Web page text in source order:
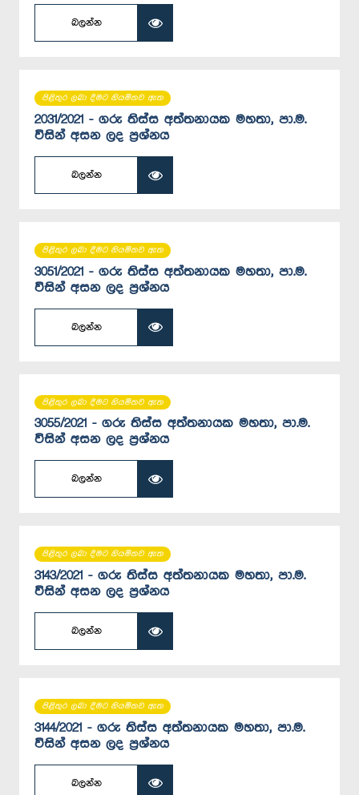
බලන්න
පිළිතුර ලබා දීමට නියමිතව ඇත
2031/2021 - ගරු තිස්ස අත්තනායක මහතා, පා.ම.
විසින් අසන ලද ප්‍රශ්නය
බලන්න
පිළිතුර ලබා දීමට නියමිතව ඇත
3051/2021 - ගරු තිස්ස අත්තනායක මහතා, පා.ම.
විසින් අසන ලද ප්‍රශ්නය
බලන්න
පිළිතුර ලබා දීමට නියමිතව ඇත
3055/2021 - ගරු තිස්ස අත්තනායක මහතා, පා.ම.
විසින් අසන ලද ප්‍රශ්නය
බලන්න
පිළිතුර ලබා දීමට නියමිතව ඇත
3143/2021 - ගරු තිස්ස අත්තනායක මහතා, පා.ම.
විසින් අසන ලද ප්‍රශ්නය
බලන්න
පිළිතුර ලබා දීමට නියමිතව ඇත
3144/2021 - ගරු තිස්ස අත්තනායක මහතා, පා.ම.
විසින් අසන ලද ප්‍රශ්නය
බලන්න